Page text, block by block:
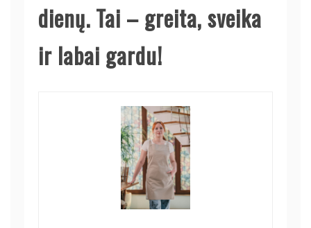
dienų. Tai – greita, sveika
ir labai gardu!